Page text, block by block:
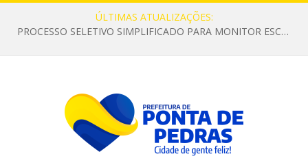
ÚLTIMAS ATUALIZAÇÕES:
PROCESSO SELETIVO SIMPLIFICADO PARA MONITOR ESCOLAR